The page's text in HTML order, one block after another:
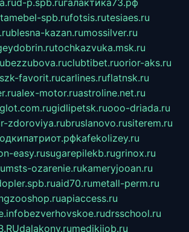
d-p.spb.ruгалактика73.рф
spb.rufotsis.rutesiaes.ru
blesna-kazan.rumossilver.ru
tochkazvuka.msk.ru
bezzubova.ruclubtibet.ruorior-aks.ru
szk-favorit.rucarlines.ruflatnsk.ru
alex-motor.ruastroline.net.ru
gidlipetsk.ruooo-driada.ru
zdoroviya.rubruslanovo.rusiterem.ru
kafekolizey.ru
easy.rusugarepilekb.rugrinox.ru
msts-ozarenie.rukameryjooan.ru
aid70.rumetall-perm.ru
apiaccess.ru
bezverhovskoe.rudrsschool.ru
dalakony.rumedikijob.ru